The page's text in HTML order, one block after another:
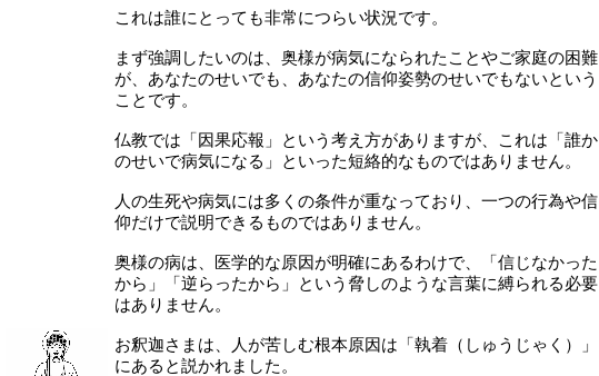
これは誰にとっても非常につらい状況です。
まず強調したいのは、奥様が病気になられたことやご家庭の困難
が、あなたのせいでも、あなたの信仰姿勢のせいでもないという
ことです。
仏教では「因果応報」という考え方がありますが、これは「誰か
のせいで病気になる」といった短絡的なものではありません。
人の生死や病気には多くの条件が重なっており、一つの行為や信
仰だけで説明できるものではありません。
奥様の病は、医学的な原因が明確にあるわけで、「信じなかった
から」「逆らったから」という脅しのような言葉に縛られる必要
はありません。
お釈迦さまは、人が苦しむ根本原因は「執着（しゅうじゃく）」
にあると説かれました。